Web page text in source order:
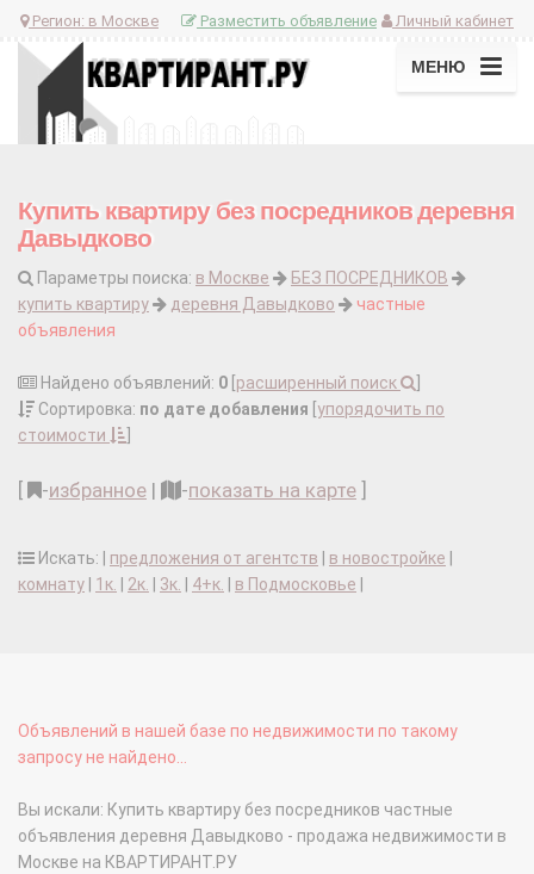
Регион: в Москве Личный кабинет
Разместить объявление
МЕНЮ
Купить квартиру без посредников деревня
Давыдково
Параметры поиска: в Москве
БЕЗ ПОСРЕДНИКОВ
купить квартиру
деревня Давыдково
частные
объявления
Найдено объявлений: 0 расширенный поиск
Сортировка: по дате добавления упорядочить по
стоимости
-избранное | -показать на карте
Искать: | предложения от агентств в новостройке
комнату
1к. 2к. 3к. 4+к. в Подмосковье
Объявлений в нашей базе по недвижимости по такому
запросу не найдено...
Вы искали: Купить квартиру без посредников частные
объявления деревня Давыдково - продажа недвижимости в
Москве на КВАРТИРАНТ.РУ